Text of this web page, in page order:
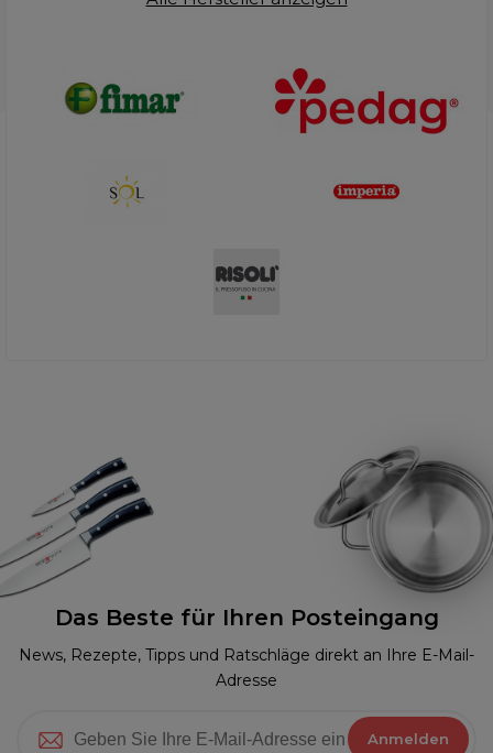
Das Beste für Ihren Posteingang
News, Rezepte, Tipps und Ratschläge direkt an Ihre E-Mail-
Adresse
Anmelden